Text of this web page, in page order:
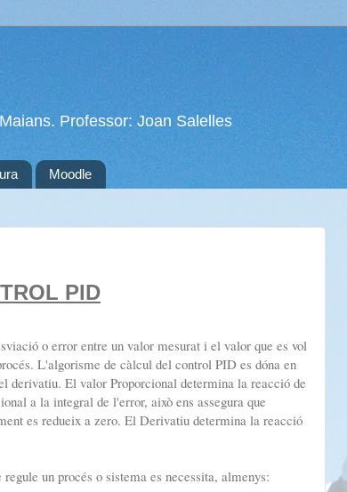
Professor: Joan Salelles
Moodle
PID
o error entre un valor mesurat i el valor que es vol
L'algorisme de càlcul del control PID es dóna en
derivatiu. El valor Proporcional determina la reacció de
a la integral de l'error, això ens assegura que
es redueix a zero. El Derivatiu determina la reacció
un procés o sistema es necessita, almenys: